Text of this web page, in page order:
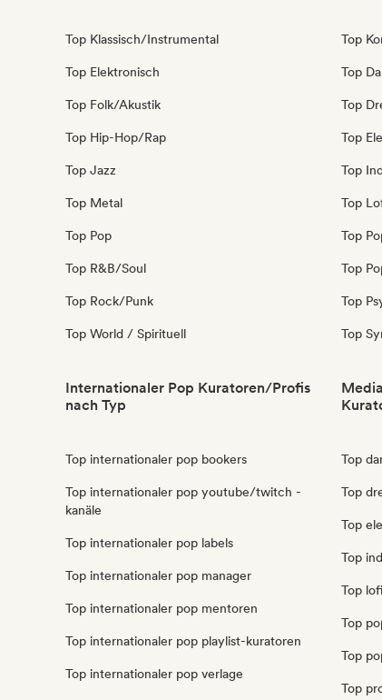
Top Klassisch/Instrumental
Top Elektronisch
Top Folk/Akustik
Top Hip-Hop/Rap
Top Jazz
Top Metal
Top Pop
Top R&B/Soul
Top Rock/Punk
Top World / Spirituell
Top
Top
Top
Top
Top
Top
Top
Top
Top
Top
Internationaler Pop Kuratoren/Profis
nach Typ
Top internationaler pop bookers
Top internationaler pop youtube/twitch -
kanäle
Top internationaler pop labels
Top internationaler pop manager
Top internationaler pop mentoren
Top internationaler pop playlist-kuratoren
Top internationaler pop verlage
Top
Top
Top
Top
Top
Top
Top
Top